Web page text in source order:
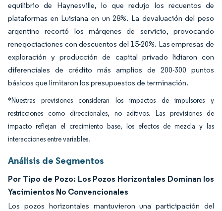
equilibrio de Haynesville, lo que redujo los recuentos de
plataformas en Luisiana en un 28%. La devaluación del peso
argentino recortó los márgenes de servicio, provocando
renegociaciones con descuentos del 15-20%. Las empresas de
exploración y producción de capital privado lidiaron con
diferenciales de crédito más amplios de 200-300 puntos
básicos que limitaron los presupuestos de terminación.
*Nuestras previsiones consideran los impactos de impulsores y
restricciones como direccionales, no aditivos. Las previsiones de
impacto reflejan el crecimiento base, los efectos de mezcla y las
interacciones entre variables.
Análisis de Segmentos
Por Tipo de Pozo: Los Pozos Horizontales Dominan los
Yacimientos No Convencionales
Los pozos horizontales mantuvieron una participación del